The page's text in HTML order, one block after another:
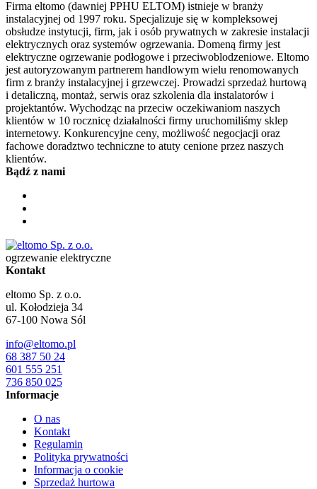
Firma eltomo (dawniej PPHU ELTOM) istnieje w branży
instalacyjnej od 1997 roku. Specjalizuje się w kompleksowej
obsłudze instytucji, firm, jak i osób prywatnych w zakresie instalacji
elektrycznych oraz systemów ogrzewania. Domeną firmy jest
elektryczne ogrzewanie podłogowe i przeciwoblodzeniowe. Eltomo
jest autoryzowanym partnerem handlowym wielu renomowanych
firm z branży instalacyjnej i grzewczej. Prowadzi sprzedaż hurtową
i detaliczną, montaż, serwis oraz szkolenia dla instalatorów i
projektantów. Wychodząc na przeciw oczekiwaniom naszych
klientów w 10 rocznicę działalności firmy uruchomiliśmy sklep
internetowy. Konkurencyjne ceny, możliwość negocjacji oraz
fachowe doradztwo techniczne to atuty cenione przez naszych
klientów.
Bądź z nami
ogrzewanie elektryczne
Kontakt
eltomo Sp. z o.o.
ul. Kołodzieja 34
67-100 Nowa Sól
info@eltomo.pl
68 387 50 24
601 555 251
736 850 025
Informacje
O nas
Kontakt
Regulamin
Polityka prywatności
Informacja o cookie
Sprzedaż hurtowa